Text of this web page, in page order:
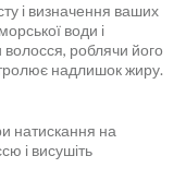
і визначення ваших
води і
волосся, роблячи його
надлишок жиру.
натискання на
і висушіть